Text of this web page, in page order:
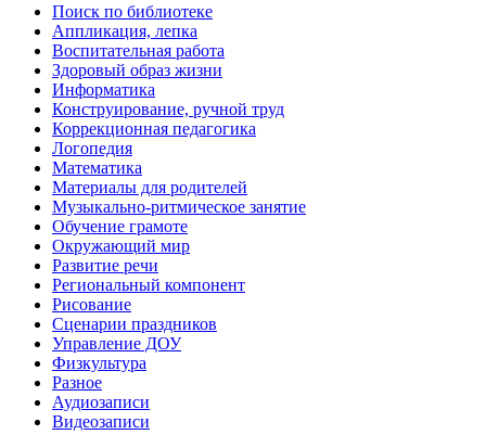
Поиск по библиотеке
Аппликация, лепка
Воспитательная работа
Здоровый образ жизни
Информатика
Конструирование, ручной труд
Коррекционная педагогика
Логопедия
Математика
Материалы для родителей
Музыкально-ритмическое занятие
Обучение грамоте
Окружающий мир
Развитие речи
Региональный компонент
Рисование
Сценарии праздников
Управление ДОУ
Физкультура
Разное
Аудиозаписи
Видеозаписи